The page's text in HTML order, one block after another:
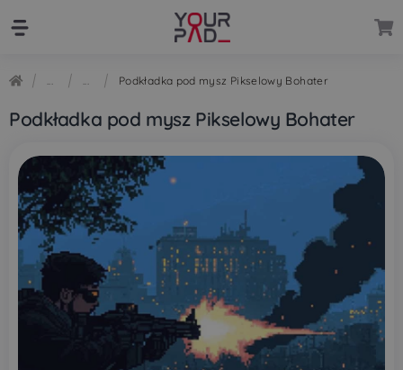
Przejdź
nawigacji
Przejdź
treści
Podkładka pod mysz Pikselowy Bohater
Podkładka pod mysz Pikselowy Bohater